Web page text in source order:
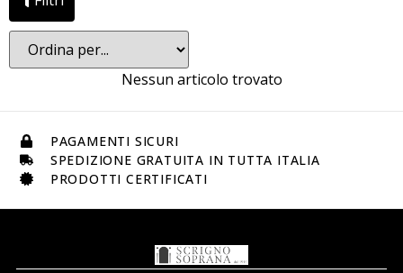
Nessun articolo trovato
PAGAMENTI SICURI
SPEDIZIONE GRATUITA IN TUTTA ITALIA
PRODOTTI CERTIFICATI